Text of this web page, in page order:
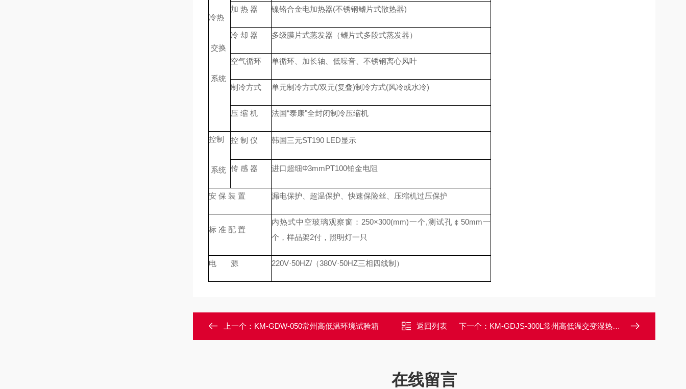
冷热
交换
系统
加 热 器 镍铬合金电加热器(不锈钢鳍片式散热器)
冷 却 器 多级膜片式蒸发器（鳍片式多段式蒸发器）
空气循环 单循环、加长轴、低噪音、不锈钢离心风叶
制冷方式 单元制冷方式/双元(复叠)制冷方式(风冷或水冷)
压 缩 机 法国“泰康"全封闭制冷压缩机
控制
系统
控 制 仪 韩国三元ST190 LED显示
传 感 器 进口超细Ф3mmPT100铂金电阻
安 保 装 置 漏电保护、超温保护、快速保险丝、压缩机过压保护
标 准 配 置
内热式中空玻璃观察窗：250×300(mm)一个,测试孔￠50mm一
个，样品架2付，照明灯一只
电 源 220V·50HZ/（380V·50HZ三相四线制）
上一个： KM-GDW-050常州高低温环境试验箱 返回列表 下一个： KM-GDJS-300L常州高低温交变湿热试验箱
在线留言